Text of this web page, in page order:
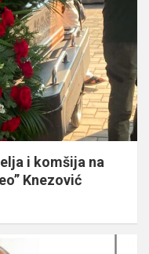
i komšija na
Knezović